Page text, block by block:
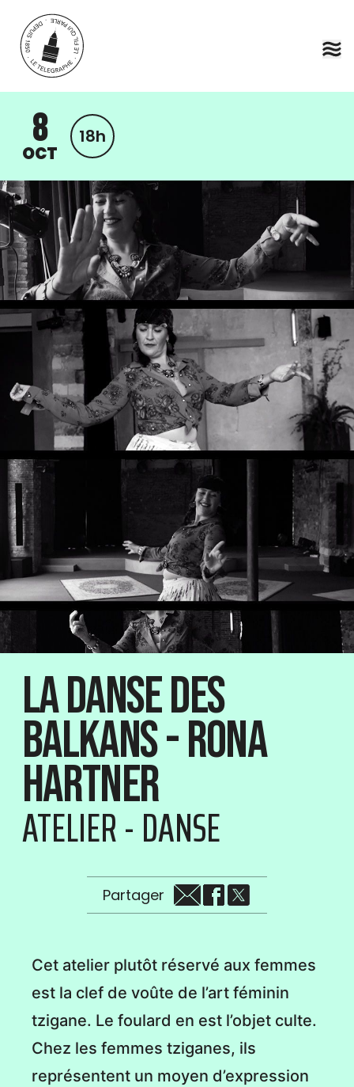
Aller au contenu principal
8
OCT
18h
La danse des
Balkans - Rona
Hartner
ATELIER - DANSE
Partager
Cet atelier plutôt réservé aux femmes
est la clef de voûte de l’art féminin
tzigane. Le foulard en est l’objet culte.
Chez les femmes tziganes, ils
représentent un moyen d’expression